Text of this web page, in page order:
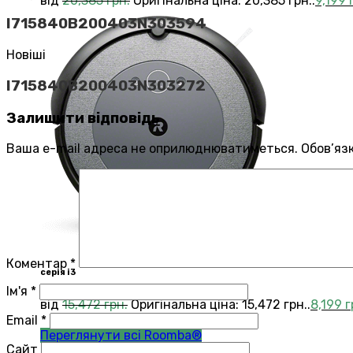
серія i3
від15,472грн. Оригінальна ціна: 15,472 грн..8,199
Переглянути всі Roomba®
I715840B200403N303594
Новіші
I715840B200403N303272
Залишити відповідь
Ваша e-mail адреса не оприлюднюватиметься.
Коментар *
Ім'я *
Email *
Сайт